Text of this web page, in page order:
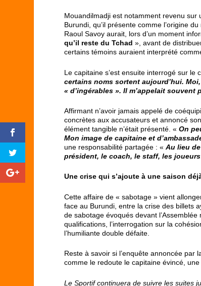
Mouandilmadji est notamment revenu
Burundi, qu’il présente comme l’origine
Raoul Savoy aurait, lors d’un moment
qu’il reste du Tchad », avant de
certains témoins auraient interprété
Le capitaine s’est ensuite interrogé sur
certains noms sortent aujourd’hui.
« d’ingérables ». Il m’appelait
Affirmant n’avoir jamais appelé de
concrètes aux accusateurs et annoncé
élément tangible n’était présenté. «On
Mon image de capitaine et
une responsabilité partagée : «Au lieu
président, le coach, le staff, les joueurs
Une crise qui s’ajoute à une saison
Cette affaire de « sabotage » vient
face au Burundi, entre la crise des billets
de sabotage évoqués devant
qualifications, l’interrogation sur la
l’humiliante double défaite.
Reste à savoir si l’enquête annoncée par
comme le redoute le capitaine évincé,
Le Sportif continuera de suivre les suites